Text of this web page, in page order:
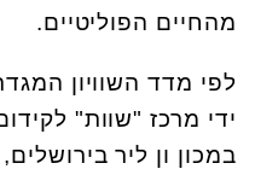
מהחיים הפוליטיים.
ידי מרכז "שוות"
במכון ון ליר